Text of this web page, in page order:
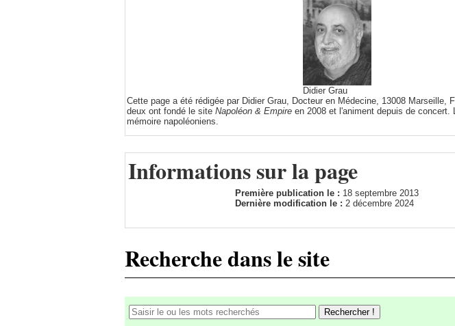
Didier Grau
Cette page a été rédigée par Didier Grau, Docteur en Médecine, 13008
deux ont fondé le site Napoléon & Empire en 2008 et l'animent depuis de
mémoire napoléoniens.
Informations sur la page
Première publication le : 18 septembre 2013
Dernière modification le : 2 décembre 2024
Recherche dans le site